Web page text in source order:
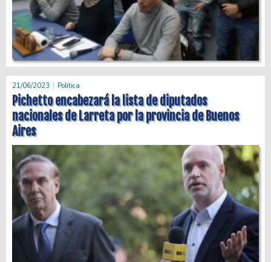
21/06/2023 Politica
Pichetto encabezará la lista de diputados
nacionales de Larreta por la provincia de Buenos
Aires